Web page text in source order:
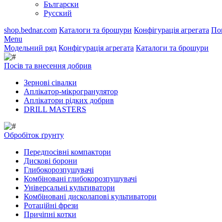
Български
Русский
shop.bednar.com Каталоги та брошури Конфігурація агрегата
Menu
Модельний ряд Конфігурація агрегата Каталоги та брошури
Посів та внесення добрив
Зернові сівалки
Аплікатор-мікрогранулятор
Аплікатори рідких добрив
DRILL MASTERS
Обробіток ґрунту
Передпосівні компактори
Дискові борони
Глибокорозпушувачі
Комбіновані глибокорозпушувачі
Універсальні культиватори
Комбіновані дисколапові культиватори
Ротаційні фрези
Причіпні котки